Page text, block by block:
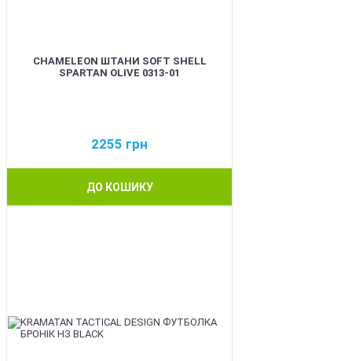
CHAMELEON ШТАНИ SOFT SHELL
SPARTAN OLIVE 0313-01
2255 грн
ДО КОШИКУ